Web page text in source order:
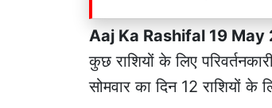
Aaj Ka Rashifal 19 May
कुछ राशियों के लिए
सोमवार का दिन 12 राशियों के